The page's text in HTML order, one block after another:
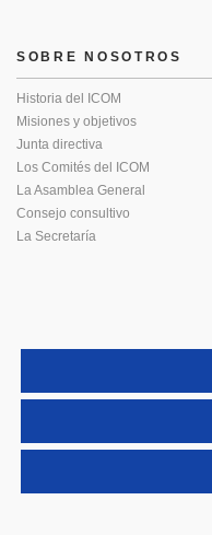
SOBRE NOSOTROS
Historia del ICOM
Misiones y objetivos
Junta directiva
Los Comités del ICOM
La Asamblea General
Consejo consultivo
La Secretaría